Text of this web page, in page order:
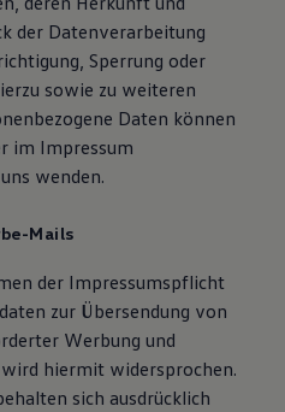
der Datenverarbeitung
Sperrung oder
sowie zu weiteren
Daten können
im Impressum
wenden.
Mails
der Impressumspflicht
zur Übersendung von
Werbung und
hiermit widersprochen.
sich ausdrücklich